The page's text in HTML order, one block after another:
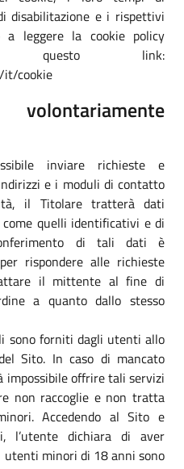
disabilitazione e i rispettivi
leggere la cookie policy
questo link:
it/cookie
inviare richieste e
e i moduli di contatto
il Titolare tratterà dati
quelli identificativi e di
di tali dati è
rispondere alle richieste
il mittente al fine di
a quanto dallo stesso
sono forniti dagli utenti allo
Sito. In caso di mancato
impossibile offrire tali servizi
non raccoglie e non tratta
Accedendo al Sito e
l’utente dichiara di aver
utenti minori di 18 anni sono